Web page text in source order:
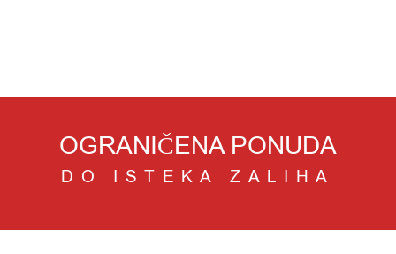
OGRANIČENA PONUDA
DO ISTEKA ZALIHA